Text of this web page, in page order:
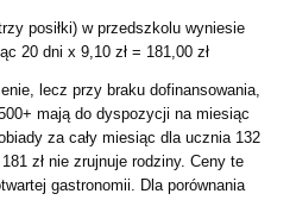
posiłki) w przedszkolu wyniesie
20 dni x 9,10 zł = 181,00 zł
lecz przy braku dofinansowania,
mają do dyspozycji na miesiąc
za cały miesiąc dla ucznia 132
zł nie zrujnuje rodziny. Ceny te
gastronomii. Dla porównania